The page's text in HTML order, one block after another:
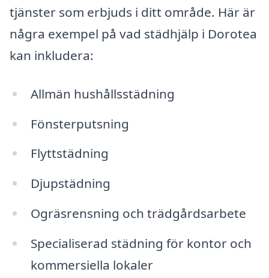
tjänster som erbjuds i ditt område. Här är
några exempel på vad städhjälp i Dorotea
kan inkludera:
Allmän hushållsstädning
Fönsterputsning
Flyttstädning
Djupstädning
Ogräsrensning och trädgårdsarbete
Specialiserad städning för kontor och
kommersiella lokaler